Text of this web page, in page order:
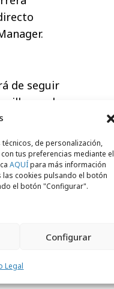
de personalización,
tus preferencias mediante el
AQUÍpara más información
las cookies pulsando el botón
el botón "Configurar".
Configurar
Legal
de seguir
de
en el
Prisa